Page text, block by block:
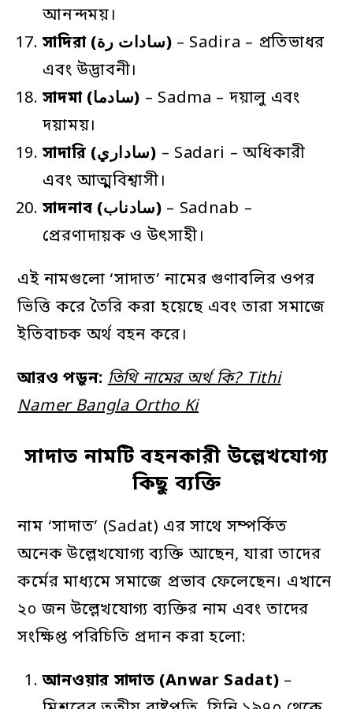
আনন্দময়।
সাদিরা
(سادات رة) – Sadira – প্রতিভাধর
এবং উদ্ভাবনী।
সাদমা
(سادما) – Sadma – দয়ালু এবং
দয়াময়।
সাদারি
(ساداري) – Sadari – অধিকারী
এবং আত্মবিশ্বাসী।
সাদনাব
(سادناب) – Sadnab –
প্রেরণাদায়ক ও উৎসাহী।
এই নামগুলো ‘সাদাত’ নামের গুণাবলির ওপর
ভিত্তি করে তৈরি করা হয়েছে এবং তারা সমাজে
ইতিবাচক অর্থ বহন করে।
আরও পড়ুন: তিথি নামের অর্থ কি? Tithi
Namer Bangla Ortho Ki
সাদাত নামটি বহনকারী উল্লেখযোগ্য
কিছু ব্যক্তি
নাম ‘সাদাত’ (Sadat) এর সাথে সম্পর্কিত
অনেক উল্লেখযোগ্য ব্যক্তি আছেন, যারা তাদের
কর্মের মাধ্যমে সমাজে প্রভাব ফেলেছেন। এখানে
২০ জন উল্লেখযোগ্য ব্যক্তির নাম এবং তাদের
সংক্ষিপ্ত পরিচিতি প্রদান করা হলো:
আনওয়ার সাদাত (Anwar Sadat) –